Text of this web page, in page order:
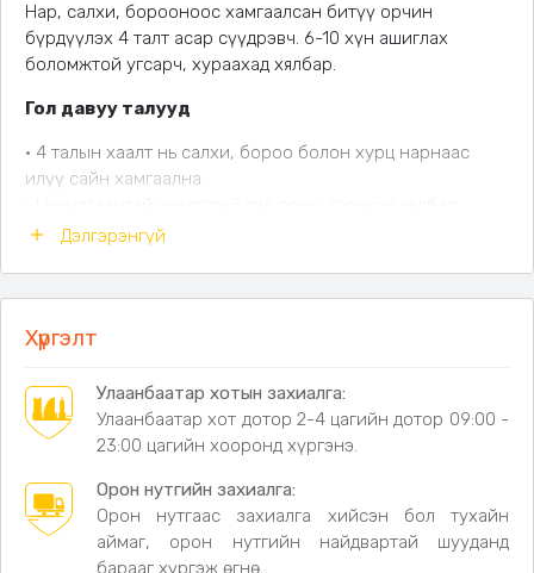
Нар, салхи, борооноос хамгаалсан битүү орчин
бүрдүүлэх 4 талт асар сүүдрэвч. 6-10 хүн ашиглах
боломжтой угсарч, хураахад хялбар.
Гол давуу талууд
• 4 талын хаалт нь салхи, бороо болон хурц нарнаас
илүү сайн хамгаална.
бөгөөд дотор орчныг тусгаарлана.
эдэлгээг нэмэгдүүлнэ.
хэрэгцээндээ тохируулан ашиглана.
• 5-10 минутын дотор угсарч болох эвхэгддэг хийц нь
зөөвөрлөх, хадгалахад хялбар.
Дэлгэрэнгүй мэдээлэл
•Багтаамж: 6-10 хүн
Хэмжээ: 300 × 300 см
Дэлгэрэнгүй
Хүргэлт
Улаанбаатар хотын захиалга:
Улаанбаатар хот дотор 2-4 цагийн дотор 09:00 -
23:00 цагийн хооронд хүргэнэ.
Орон нутгийн захиалга:
Орон нутгаас захиалга хийсэн бол тухайн
аймаг, орон нутгийн найдвартай шууданд
барааг хүргэж өгнө.